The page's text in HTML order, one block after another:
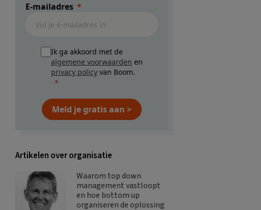
E-mailadres
Ik ga akkoord met de
algemene voorwaarden en
privacy policy van Boom.
Meld je gratis aan >
Artikelen over organisatie
Waarom top down
management vastloopt
en hoe bottom up
organiseren de oplossing